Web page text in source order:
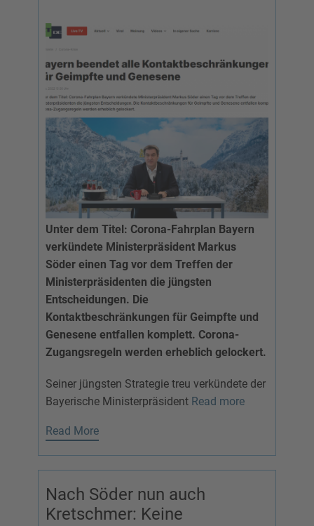
Unter dem Titel: Corona-Fahrplan Bayern
verkündete Ministerpräsident Markus
Söder einen Tag vor dem Treffen der
Ministerpräsidenten die jüngsten
Entscheidungen. Die
Kontaktbeschränkungen für Geimpfte und
Genesene entfallen komplett. Corona-
Zugangsregeln werden erheblich gelockert.
Seiner jüngsten Strategie treu verkündete der
Bayerische Ministerpräsident Read more
Read More
Nach Söder nun auch
Kretschmer: Keine